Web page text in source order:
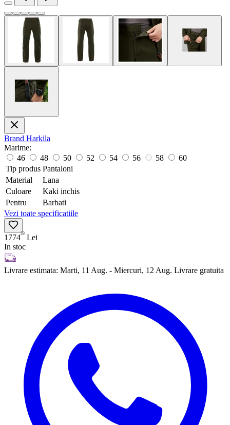
Brand Harkila
Marime:
46
48 50 52 54 56 58
60
Tip produs Pantaloni
Material
Lana
Culoare
Kaki inchis
Pentru
Barbati
Vezi toate specificatiile
177433 Lei
In stoc
Livrare estimata: Marti, 11 Aug. - Miercuri, 12 Aug. Livrare gratuita